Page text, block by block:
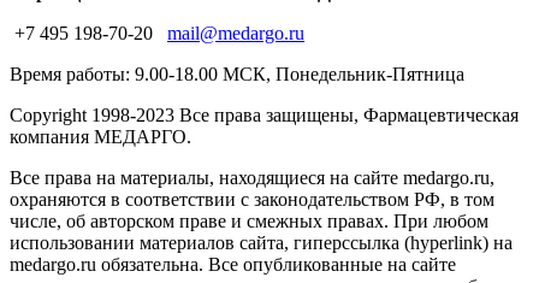
+7 495 198-70-20
mail@medargo.ru
Время работы: 9.00-18.00 МСК, Понедельник-Пятница
Copyright 1998-2023 Все права защищены, Фармацевтическая
компания МЕДАРГО.
Все права на материалы, находящиеся на сайте medargo.ru,
охраняются в соответствии с законодательством РФ, в том
числе, об авторском праве и смежных правах. При любом
использовании материалов сайта, гиперссылка (hyperlink) на
medargo.ru обязательна. Все опубликованные на сайте